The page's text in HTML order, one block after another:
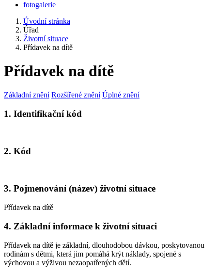
fotogalerie
Úvodní stránka
Úřad
Životní situace
Přídavek na dítě
Přídavek na dítě
Základní znění Rozšířené znění Úplné znění
1. Identifikační kód
2. Kód
3. Pojmenování (název) životní situace
Přídavek na dítě
4. Základní informace k životní situaci
Přídavek na dítě je základní, dlouhodobou dávkou, poskytovanou
rodinám s dětmi, která jim pomáhá krýt náklady, spojené s
výchovou a výživou nezaopatřených dětí.